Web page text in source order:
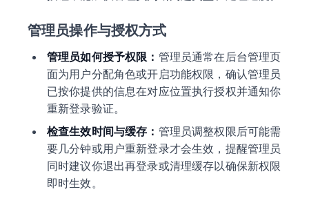
管理员操作与授权方式
管理员如何授予权限： 管理员通常在后台管理页
面为用户分配角色或开启功能权限，确认管理员
已按你提供的信息在对应位置执行授权并通知你
重新登录验证。
检查生效时间与缓存： 管理员调整权限后可能需
要几分钟或用户重新登录才会生效，提醒管理员
同时建议你退出再登录或清理缓存以确保新权限
即时生效。